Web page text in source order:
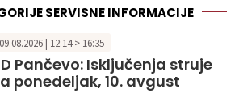
SERVISNE INFORMACIJE
09.08.2026 | 12:14 > 16:35
Pančevo: Isključenja struje
ponedeljak, 10. avgust